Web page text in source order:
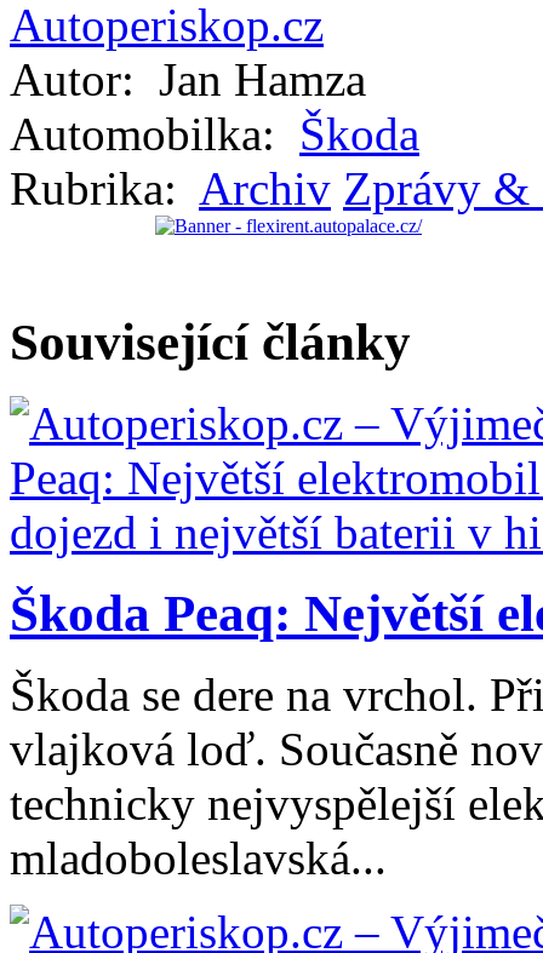
Autor: Jan Hamza
Automobilka: Škoda
Rubrika: Archiv Zprávy &
Související články
Škoda Peaq: Největší
Škoda se dere na vrchol.
vlajková loď. Současně
technicky nejvyspělejší
mladoboleslavská...